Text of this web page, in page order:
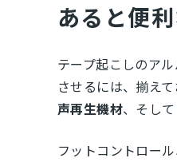
あると便
テープ起こしのア
させるには、揃え
声再生機材、そして
フットコントロー